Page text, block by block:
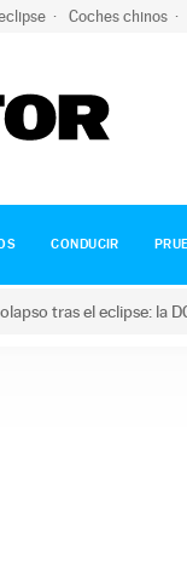
Coches chinos
CONDUCIR
tras el eclipse: la